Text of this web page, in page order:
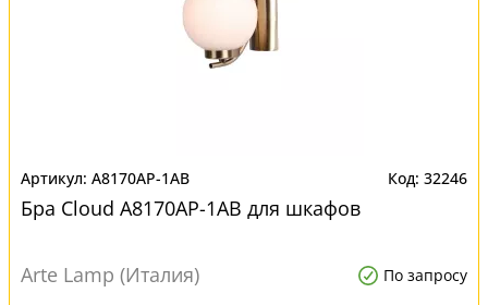
A8170AP-1AB 32246
Бра Cloud A8170AP-1AB для шкафов
Arte Lamp (Италия) По запросу